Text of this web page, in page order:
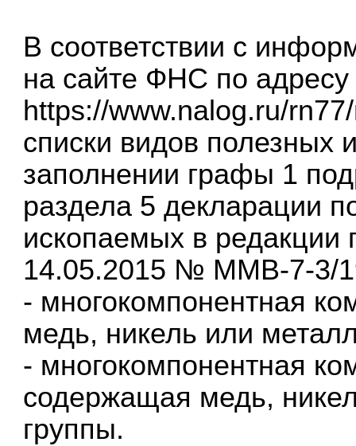
В соответствии с
на сайте ФНС по адресу
https://www.nalog.ru/
списки видов
заполнении графы 1
раздела 5 декларации
ископаемых в
14.05.2015 № ММВ-7-3/
- многокомпонентная
медь, никель или
- многокомпонентная
содержащая медь,
группы.